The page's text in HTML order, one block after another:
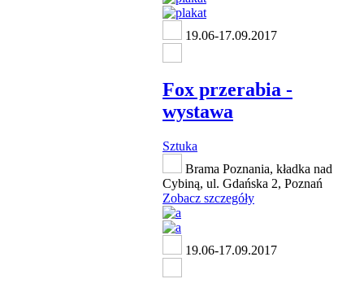
19.06-17.09.2017
Fox przerabia -
wystawa
Sztuka
Brama Poznania, kładka nad
Cybiną, ul. Gdańska 2, Poznań
Zobacz szczegóły
19.06-17.09.2017